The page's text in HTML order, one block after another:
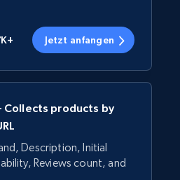
Jetzt anfangen
Collects products by
Description, Initial
Reviews count, and